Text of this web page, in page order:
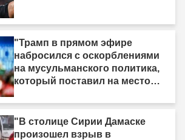
"Трамп в прямом эфире
набросился с оскорблениями
на мусульманского политика,
который поставил на место
смотрю на него, я вижу только
дерьмо»"
"В столице Сирии Дамаске
произошел взрыв в